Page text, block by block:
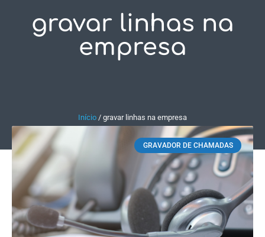
Fale Conosco
gravar linhas na
empresa
Início / gravar linhas na empresa
GRAVADOR DE CHAMADAS